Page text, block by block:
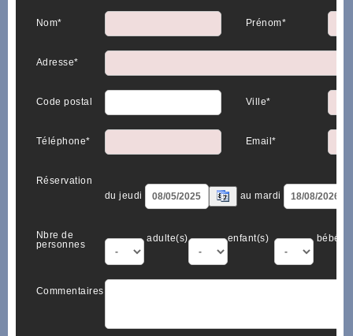
Nom* Prénom*
Adresse*
Code postal Ville*
Téléphone* Email*
Réservation
du jeudi
au mardi
Nbre de
personnes
adulte(s) enfant(s) bébé(s)
Commentaires